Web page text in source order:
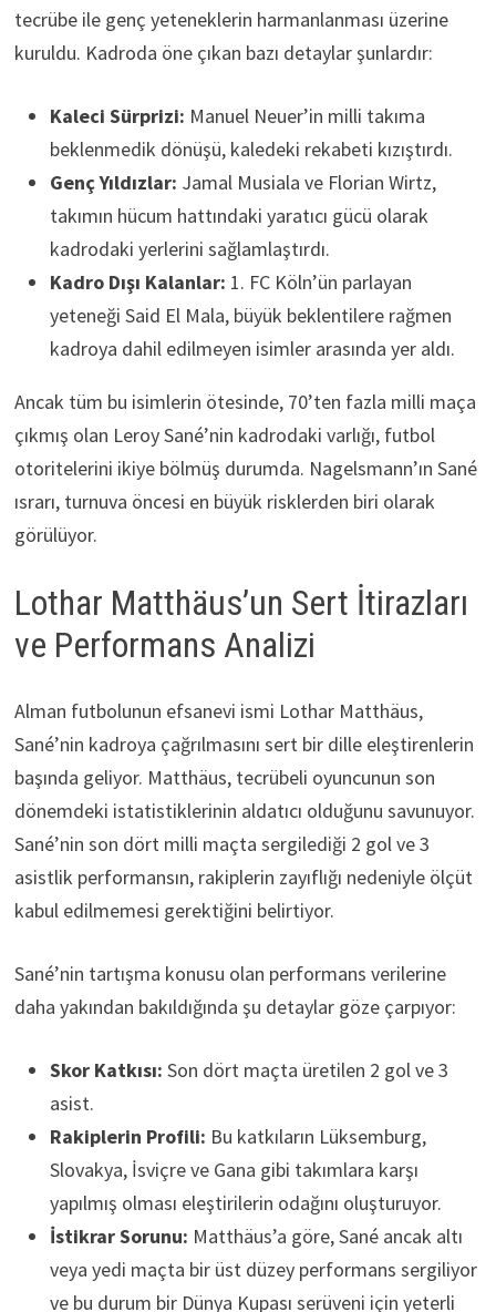
tecrübe ile genç yeteneklerin harmanlanması üzerine
kuruldu. Kadroda öne çıkan bazı detaylar şunlardır:
Kaleci Sürprizi: Manuel Neuer’in milli takıma
beklenmedik dönüşü, kaledeki rekabeti kızıştırdı.
Genç Yıldızlar: Jamal Musiala ve Florian Wirtz,
takımın hücum hattındaki yaratıcı gücü olarak
kadrodaki yerlerini sağlamlaştırdı.
Kadro Dışı Kalanlar: 1. FC Köln’ün parlayan
yeteneği Said El Mala, büyük beklentilere rağmen
kadroya dahil edilmeyen isimler arasında yer aldı.
Ancak tüm bu isimlerin ötesinde, 70’ten fazla milli maça
çıkmış olan Leroy Sané’nin kadrodaki varlığı, futbol
otoritelerini ikiye bölmüş durumda. Nagelsmann’ın Sané
ısrarı, turnuva öncesi en büyük risklerden biri olarak
görülüyor.
Lothar Matthäus’un Sert İtirazları
ve Performans Analizi
Alman futbolunun efsanevi ismi Lothar Matthäus,
Sané’nin kadroya çağrılmasını sert bir dille eleştirenlerin
başında geliyor. Matthäus, tecrübeli oyuncunun son
dönemdeki istatistiklerinin aldatıcı olduğunu savunuyor.
Sané’nin son dört milli maçta sergilediği 2 gol ve 3
asistlik performansın, rakiplerin zayıflığı nedeniyle ölçüt
kabul edilmemesi gerektiğini belirtiyor.
Sané’nin tartışma konusu olan performans verilerine
daha yakından bakıldığında şu detaylar göze çarpıyor:
Skor Katkısı: Son dört maçta üretilen 2 gol ve 3
asist.
Rakiplerin Profili: Bu katkıların Lüksemburg,
Slovakya, İsviçre ve Gana gibi takımlara karşı
yapılmış olması eleştirilerin odağını oluşturuyor.
İstikrar Sorunu: Matthäus’a göre, Sané ancak altı
veya yedi maçta bir üst düzey performans sergiliyor
ve bu durum bir Dünya Kupası serüveni için yeterli